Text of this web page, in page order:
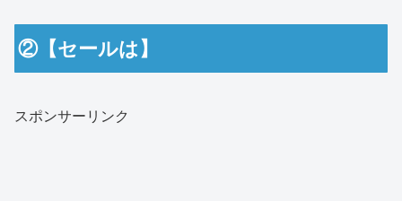
②【セールは】
スポンサーリンク